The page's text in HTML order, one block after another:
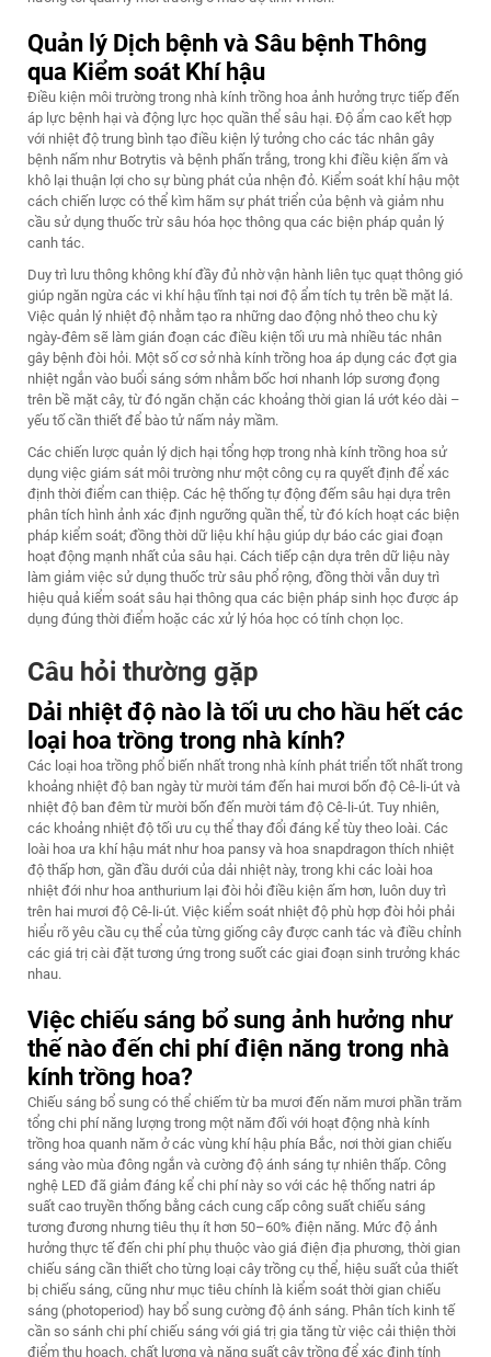
Quản lý Dịch bệnh và Sâu bệnh Thông
qua Kiểm soát Khí hậu
Điều kiện môi trường trong nhà kính trồng hoa ảnh hưởng trực tiếp đến
áp lực bệnh hại và động lực học quần thể sâu hại. Độ ẩm cao kết hợp
với nhiệt độ trung bình tạo điều kiện lý tưởng cho các tác nhân gây
bệnh nấm như Botrytis và bệnh phấn trắng, trong khi điều kiện ấm và
khô lại thuận lợi cho sự bùng phát của nhện đỏ. Kiểm soát khí hậu một
cách chiến lược có thể kìm hãm sự phát triển của bệnh và giảm nhu
cầu sử dụng thuốc trừ sâu hóa học thông qua các biện pháp quản lý
canh tác.
Duy trì lưu thông không khí đầy đủ nhờ vận hành liên tục quạt thông gió
giúp ngăn ngừa các vi khí hậu tĩnh tại nơi độ ẩm tích tụ trên bề mặt lá.
Việc quản lý nhiệt độ nhằm tạo ra những dao động nhỏ theo chu kỳ
ngày-đêm sẽ làm gián đoạn các điều kiện tối ưu mà nhiều tác nhân
gây bệnh đòi hỏi. Một số cơ sở nhà kính trồng hoa áp dụng các đợt gia
nhiệt ngắn vào buổi sáng sớm nhằm bốc hơi nhanh lớp sương đọng
trên bề mặt cây, từ đó ngăn chặn các khoảng thời gian lá ướt kéo dài –
yếu tố cần thiết để bào tử nấm nảy mầm.
Các chiến lược quản lý dịch hại tổng hợp trong nhà kính trồng hoa sử
dụng việc giám sát môi trường như một công cụ ra quyết định để xác
định thời điểm can thiệp. Các hệ thống tự động đếm sâu hại dựa trên
phân tích hình ảnh xác định ngưỡng quần thể, từ đó kích hoạt các biện
pháp kiểm soát; đồng thời dữ liệu khí hậu giúp dự báo các giai đoạn
hoạt động mạnh nhất của sâu hại. Cách tiếp cận dựa trên dữ liệu này
làm giảm việc sử dụng thuốc trừ sâu phổ rộng, đồng thời vẫn duy trì
hiệu quả kiểm soát sâu hại thông qua các biện pháp sinh học được áp
dụng đúng thời điểm hoặc các xử lý hóa học có tính chọn lọc.
Câu hỏi thường gặp
Dải nhiệt độ nào là tối ưu cho hầu hết các
loại hoa trồng trong nhà kính?
Các loại hoa trồng phổ biến nhất trong nhà kính phát triển tốt nhất trong
khoảng nhiệt độ ban ngày từ mười tám đến hai mươi bốn độ Cê-li-út và
nhiệt độ ban đêm từ mười bốn đến mười tám độ Cê-li-út. Tuy nhiên,
các khoảng nhiệt độ tối ưu cụ thể thay đổi đáng kể tùy theo loài. Các
loài hoa ưa khí hậu mát như hoa pansy và hoa snapdragon thích nhiệt
độ thấp hơn, gần đầu dưới của dải nhiệt này, trong khi các loài hoa
nhiệt đới như hoa anthurium lại đòi hỏi điều kiện ấm hơn, luôn duy trì
trên hai mươi độ Cê-li-út. Việc kiểm soát nhiệt độ phù hợp đòi hỏi phải
hiểu rõ yêu cầu cụ thể của từng giống cây được canh tác và điều chỉnh
các giá trị cài đặt tương ứng trong suốt các giai đoạn sinh trưởng khác
nhau.
Việc chiếu sáng bổ sung ảnh hưởng như
thế nào đến chi phí điện năng trong nhà
kính trồng hoa?
Chiếu sáng bổ sung có thể chiếm từ ba mươi đến năm mươi phần trăm
tổng chi phí năng lượng trong một năm đối với hoạt động nhà kính
trồng hoa quanh năm ở các vùng khí hậu phía Bắc, nơi thời gian chiếu
sáng vào mùa đông ngắn và cường độ ánh sáng tự nhiên thấp. Công
nghệ LED đã giảm đáng kể chi phí này so với các hệ thống natri áp
suất cao truyền thống bằng cách cung cấp công suất chiếu sáng
tương đương nhưng tiêu thụ ít hơn 50–60% điện năng. Mức độ ảnh
hưởng thực tế đến chi phí phụ thuộc vào giá điện địa phương, thời gian
chiếu sáng cần thiết cho từng loại cây trồng cụ thể, hiệu suất của thiết
bị chiếu sáng, cũng như mục tiêu chính là kiểm soát thời gian chiếu
sáng (photoperiod) hay bổ sung cường độ ánh sáng. Phân tích kinh tế
cần so sánh chi phí chiếu sáng với giá trị gia tăng từ việc cải thiện thời
điểm thu hoạch, chất lượng và năng suất cây trồng để xác định tính